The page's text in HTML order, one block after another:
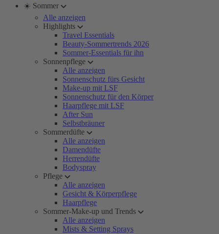
☀️ Sommer
Alle anzeigen
Highlights
Travel Essentials
Beauty-Sommertrends 2026
Sommer-Essentials für ihn
Sonnenpflege
Alle anzeigen
Sonnenschutz fürs Gesicht
Make-up mit LSF
Sonnenschutz für den Körper
Haarpflege mit LSF
After Sun
Selbstbräuner
Sommerdüfte
Alle anzeigen
Damendüfte
Herrendüfte
Bodyspray
Pflege
Alle anzeigen
Gesicht & Körperpflege
Haarpflege
Sommer-Make-up und Trends
Alle anzeigen
Mists & Setting Sprays